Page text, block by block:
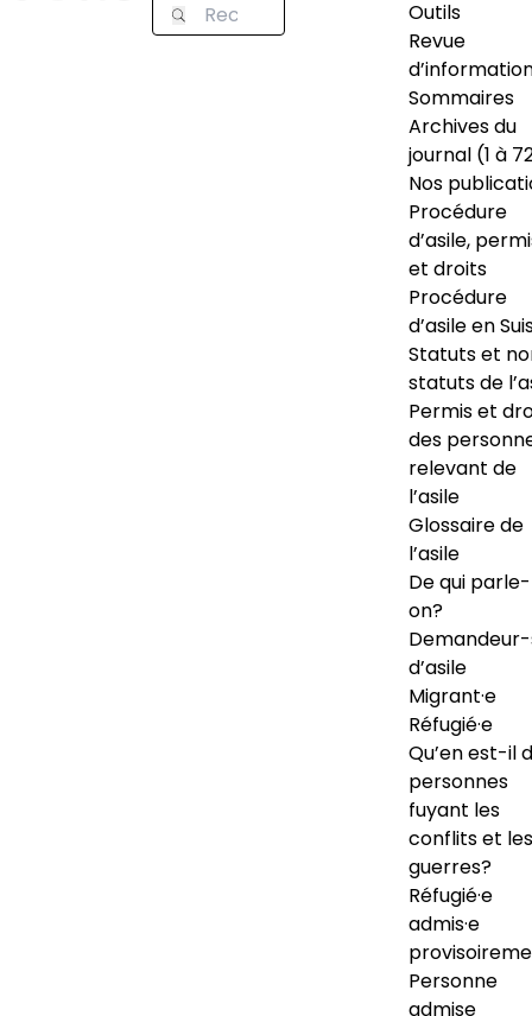
Outils
Revue
Sommaires
Archives du
journal (1 à
Nos
Procédure
d’asile,
et droits
Procédure
d’asile en
Statuts et
statuts de
Permis et
des
relevant de
l’asile
Glossaire de
l’asile
De qui
on?
d’asile
Migrant·e
Réfugié·e
Qu’en est-il
personnes
fuyant les
conflits et les
guerres?
Réfugié·e
admis·e
Personne
admise